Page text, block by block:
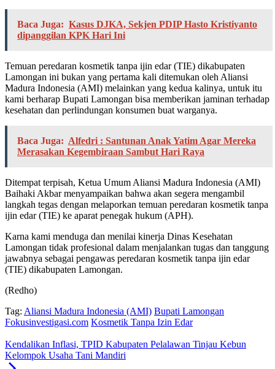
Baca Juga: Kasus DJKA, Sekjen PDIP Hasto Kristiyanto
dipanggilan KPK Hari Ini
Temuan peredaran kosmetik tanpa ijin edar (TIE) dikabupaten
Lamongan ini bukan yang pertama kali ditemukan oleh Aliansi
Madura Indonesia (AMI) melainkan yang kedua kalinya, untuk itu
kami berharap Bupati Lamongan bisa memberikan jaminan terhadap
kesehatan dan perlindungan konsumen buat warganya.
Baca Juga: Alfedri : Santunan Anak Yatim Agar Mereka
Merasakan Kegembiraan Sambut Hari Raya
Ditempat terpisah, Ketua Umum Aliansi Madura Indonesia (AMI)
Baihaki Akbar menyampaikan bahwa akan segera mengambil
langkah tegas dengan melaporkan temuan peredaran kosmetik tanpa
ijin edar (TIE) ke aparat penegak hukum (APH).
Karna kami menduga dan menilai kinerja Dinas Kesehatan
Lamongan tidak profesional dalam menjalankan tugas dan tanggung
jawabnya sebagai pengawas peredaran kosmetik tanpa ijin edar
(TIE) dikabupaten Lamongan.
(Redho)
Tag: Aliansi Madura Indonesia (AMI) Bupati Lamongan
Fokusinvestigasi.com Kosmetik Tanpa Izin Edar
Kendalikan Inflasi, TPID Kabupaten Pelalawan Tinjau Kebun
Kelompok Usaha Tani Mandiri